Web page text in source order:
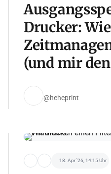
Drucker:
(und mir
@heheprint
18. Apr '26, 14:15 Uhr